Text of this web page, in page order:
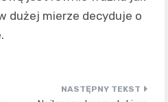
dużej mierze decyduje o